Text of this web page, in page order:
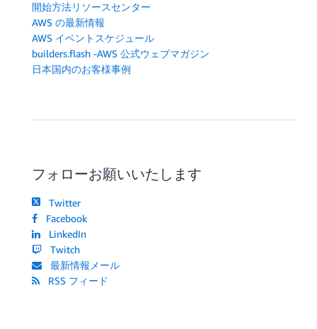
開始方法リソースセンター
AWS の最新情報
AWS イベントスケジュール
builders.flash -AWS 公式ウェブマガジン
日本国内のお客様事例
フォローお願いいたします
Twitter
Facebook
LinkedIn
Twitch
最新情報メール
RSS フィード